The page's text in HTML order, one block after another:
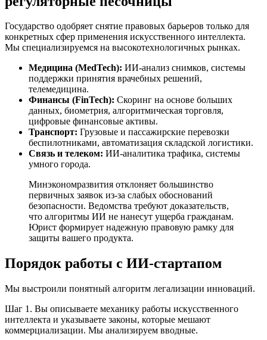
Государство одобряет снятие правовых барьеров только для
конкретных сфер применения искусственного интеллекта.
Мы специализируемся на высокотехнологичных рынках.
Медицина (MedTech): ИИ-анализ снимков, системы
поддержки принятия врачебных решений,
телемедицина.
Финансы (FinTech): Скоринг на основе больших
данных, биометрия, алгоритмическая торговля,
цифровые финансовые активы.
Транспорт: Грузовые и пассажирские перевозки
беспилотниками, автоматизация складской логистики.
Связь и телеком: ИИ-аналитика трафика, системы
умного города.
Минэкономразвития отклоняет большинство
первичных заявок из-за слабых обоснований
безопасности. Ведомства требуют доказательств,
что алгоритмы ИИ не нанесут ущерба гражданам.
Юрист формирует надежную правовую рамку для
защиты вашего продукта.
Порядок работы с ИИ-стартапом
Мы выстроили понятный алгоритм легализации инноваций.
Шаг 1. Вы описываете механику работы искусственного
интеллекта и указываете законы, которые мешают
коммерциализации. Мы анализируем вводные.